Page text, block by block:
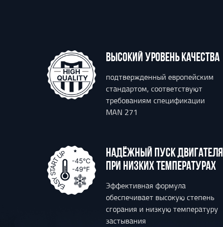
ВЫСОКИЙ УРОВЕНЬ КАЧЕСТВА
подтвержденный европейским
стандартом, соответствуют
требованиям спецификации
MAN 271
НАДЁЖНЫЙ ПУСК ДВИГАТЕЛЯ
ПРИ НИЗКИХ ТЕМПЕРАТУРАХ
Эффективная формула
обеспечивает высокую степень
сгорания и низкую температуру
застывания